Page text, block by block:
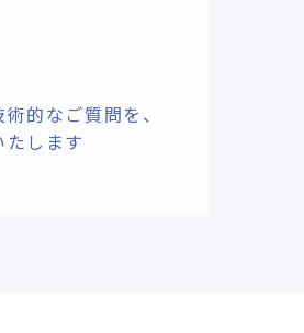
的なご質問を、
します